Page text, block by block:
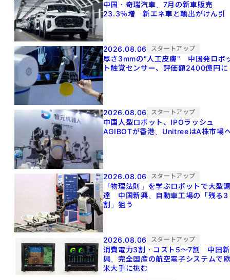
中国・奇瑞汽車、7月の新車販売
23.3％増 新エネ車と輸出がけん引
2026.08.06 スタートアップ
厚さ3mmの"人工皮膚" 中国発ロボ
ト触覚センサー、評価額2400億円に
2026.08.06 スタートアップ
中国人型ロボット、IPOラッシュ
AGIBOTが香港、UnitreeはA株市場
2026.08.06 スタートアップ
「物理法則」を学ぶロボットで大型
達 中国新興、自動車工場の「残る3
割」狙う
2026.08.06 スタートアップ
消費電力3割・コスト5〜7割 中国新
興、完全国産の航空電子システムで
米大手に挑む